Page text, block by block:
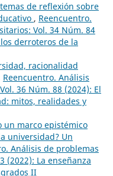
de reflexión sobre
, Reencuentro.
Vol. 34 Núm. 84
derroteros de la
racionalidad
Reencuentro. Análisis
36 Núm. 88 (2024): El
mitos, realidades y
un marco epistémico
universidad? Un
Análisis de problemas
(2022): La enseñanza
II